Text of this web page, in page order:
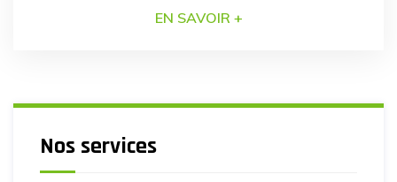
sont conçus pour une installation simple et rapide.
EN SAVOIR +
Nos services